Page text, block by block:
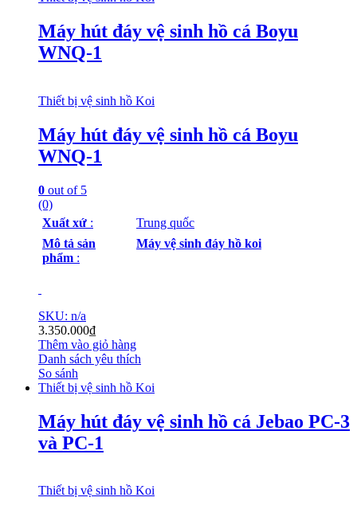
Máy hút đáy vệ sinh hồ cá Boyu
WNQ-1
Thiết bị vệ sinh hồ Koi
Máy hút đáy vệ sinh hồ cá Boyu
WNQ-1
0 out of 5
(0)
Xuất xứ :
Trung quốc
Mô tả sản
phẩm :
Máy vệ sinh đáy hồ koi
SKU: n/a
3.350.000₫
Thêm vào giỏ hàng
Danh sách yêu thích
So sánh
Thiết bị vệ sinh hồ Koi
Máy hút đáy vệ sinh hồ cá Jebao PC-3
và PC-1
Thiết bị vệ sinh hồ Koi